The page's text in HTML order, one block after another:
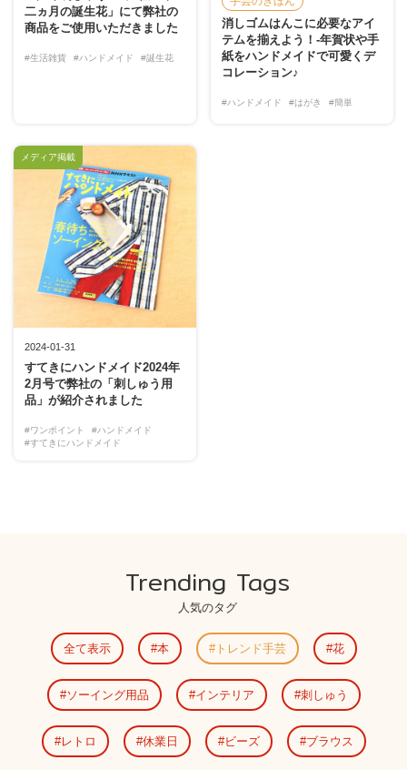
二ヵ月の誕生花」にて弊社の
商品をご使用いただきました
#生活雑貨 #ハンドメイド #誕生花
消しゴムはんこに必要なアイ
テムを揃えよう！-年賀状や手
紙をハンドメイドで可愛くデ
コレーション♪
#ハンドメイド #はがき #簡単
2024-01-31
すてきにハンドメイド2024年
2月号で弊社の「刺しゅう用
品」が紹介されました
#ワンポイント
#ハンドメイド
#すてきにハンドメイド
メディア掲載
Trending Tags
人気のタグ
全て表示 本 トレンド手芸 花
ソーイング用品 インテリア 刺しゅう
レトロ 休業日 ビーズ ブラウス